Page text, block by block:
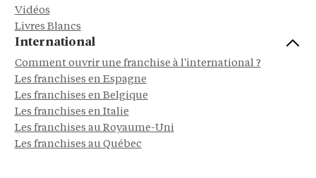
Vidéos
Livres Blancs
International
Comment ouvrir une franchise à l'international ?
Les franchises en Espagne
Les franchises en Belgique
Les franchises en Italie
Les franchises au Royaume-Uni
Les franchises au Québec